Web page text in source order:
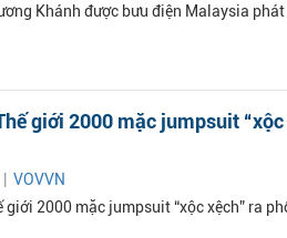
Khánh được bưu điện Malaysia
giới 2000 mặc jumpsuit
VOVVN
giới 2000 mặc jumpsuit “xộc xệch” ra